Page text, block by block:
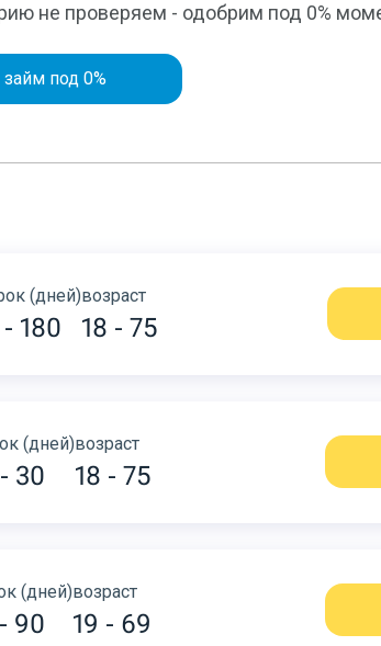
не проверяем - одобрим под 0%
займ под 0%
(дней)
- 180
возраст
18 - 75
(дней)
30
возраст
18 - 75
(дней)
90
возраст
19 - 69